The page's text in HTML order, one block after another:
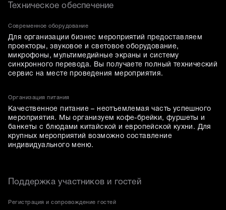
Техническое обеспечение
Современное оборудование
Для организации бизнес мероприятий предоставляем
проекторы, звуковое и световое оборудование,
микрофоны, мультимедийные экраны и систему
синхронного перевода. Вы получаете полный технический
сервис на месте проведения мероприятия.
Организация питания
Качественное питание – неотъемлемая часть успешного
мероприятия. Мы организуем кофе-брейки, фуршеты и
банкеты с блюдами китайской и европейской кухни. Для
крупных мероприятий возможно составление
индивидуального меню.
Поддержка участников и гостей
Регистрация и сопровождение гостей